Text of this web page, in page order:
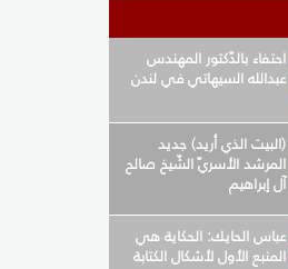
احتفاء بالدّكتور المهندس
عبدالله السيهاتي في لندن
(البيت الذي أريد) جديد
المرشد الأسريّ الشّيخ صالح
آل إبراهيم
عباس الحايك: الحكاية هي
المنبع الأول لأشكال الكتابة